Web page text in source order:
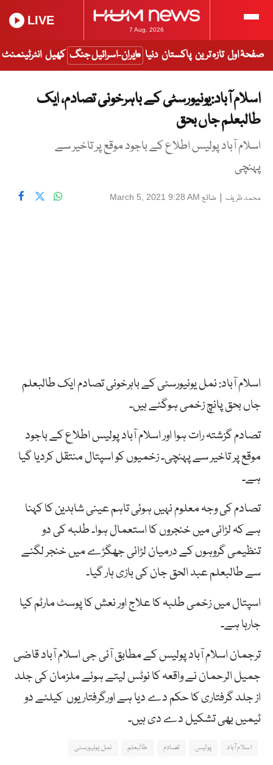
7 Aug, 2026
LIVE
صفحۂ اول تازہ ترین پاکستان دنیا ایران-اسرائیل جنگ کھیل انٹرٹینمنٹ
اسلام آباد:یونیورسٹی کے باہرخونی تصادم، ایک
طالبعلم جاں بحق
اسلام آباد پولیس اطلاع کے باجود موقع پر تاخیر سے
پہنچی
محمد ظریف | شائع March 5, 2021 9:28 AM
اسلام آباد: نمل یونیورسٹی کے باہرخونی تصادم ایک طالبعلم
جاں بحق پانچ زخمی ہوگئے ہیں۔
تصادم گزشتہ رات ہوا اور اسلام آباد پولیس اطلاع کے باجود
موقع پر تاخیر سے پہنچی۔ زخمیوں کو اسپتال منتقل کردیا گیا
ہے۔
تصادم کی وجہ معلوم نہیں ہوئی تاہم عینی شاہدین کا کہنا
ہے کہ لڑائی میں خنجروں کا استعمال ہوا۔ طلبہ کی دو
تنظیمی گروہوں کے درمیان لڑائی جھگڑے میں خنجر لگنے
سے طالبعلم عبد الحق جان کی بازی ہار گیا۔
اسپتال میں زخمی طلبہ کا علاج اور نعش کا پوسٹ مارٹم کیا
جارہا ہے۔
ترجمان اسلام آباد پولیس کے مطابق آئی جی اسلام آباد قاضی
جمیل الرحمان نے واقعہ کا نوٹس لیتے ہوئے ملزمان کی جلد
از جلد گرفتاری کا حکم دے دیا ہے اورگرفتاریوں کیلئے دو
ٹیمیں بھی تشکیل دے دی ہیں۔
اسلام آباد پولیس تصادم طالبعلم نمل یونیورسٹی